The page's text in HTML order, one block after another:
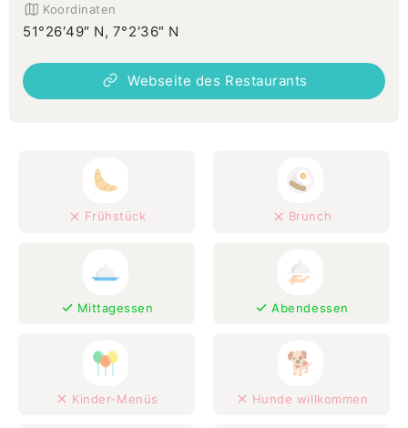
Koordinaten
51°26′49″ N, 7°2′36″ N
Webseite des Restaurants
Frühstück Brunch
Mittagessen Abendessen
Kinder-Menüs Hunde willkommen